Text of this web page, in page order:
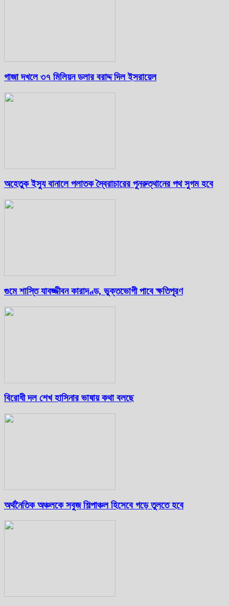
গাজা দখলে ৩৭ মিলিয়ন ডলার বরাদ্দ দিল ইসরায়েল
অহেতুক ইস্যু বানালে পলাতক স্বৈরাচারের পুনরুত্থানের পথ সুগম হবে
গুমে শাস্তি যাবজ্জীবন কারাদণ্ড, ভুক্তভোগী পাবে ক্ষতিপূরণ
বিরোধী দল শেখ হাসিনার ভাষায় কথা বলছে
অর্থনৈতিক অঞ্চলকে সবুজ শিল্পাঞ্চল হিসেবে গড়ে তুলতে হবে